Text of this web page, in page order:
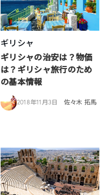
ギリシャ
ギリシャの治安は？物価
は？ギリシャ旅行のため
の基本情報
2018年11月3日 佐々木 拓馬